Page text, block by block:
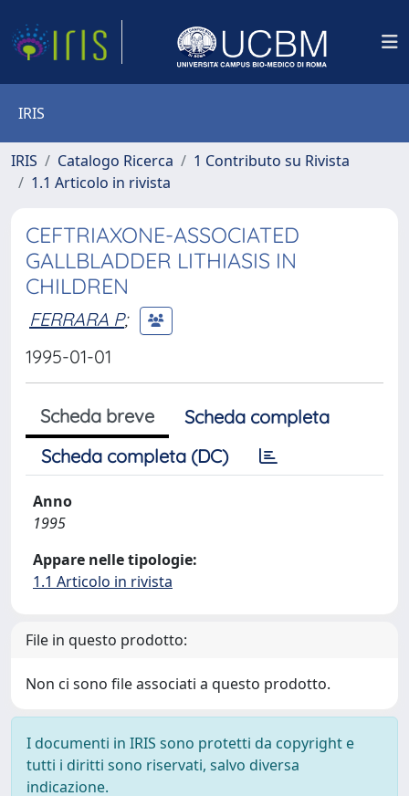
IRIS
IRIS Catalogo Ricerca
1 Contributo su Rivista
1.1 Articolo in rivista
CEFTRIAXONE-ASSOCIATED
GALLBLADDER LITHIASIS IN
CHILDREN
FERRARA P;
1995-01-01
Scheda breve
Scheda completa
Scheda completa (DC)
Anno
1995
Appare nelle tipologie:
1.1 Articolo in rivista
File in questo prodotto:
Non ci sono file associati a questo prodotto.
I documenti in IRIS sono protetti da copyright e
tutti i diritti sono riservati, salvo diversa
indicazione.